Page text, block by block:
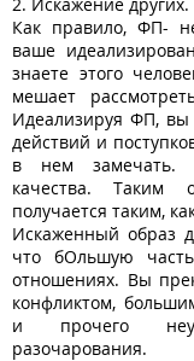
Как правило, ФП-
ваше
знаете этого
мешает
Идеализируя ФП, вы
действий и
в нем замечать.
качества.
получается таким,
Искаженный образ
что бОльшую
отношениях. Вы
конфликтом,
и прочего
разочарования.